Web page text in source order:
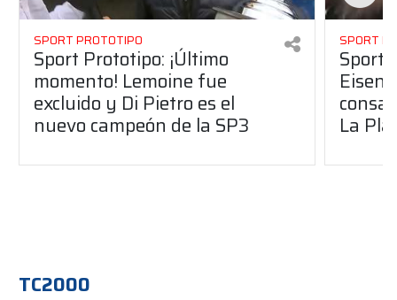
SPORT PROTOTIPO
Sport Prototipo: ¡Último
momento! Lemoine fue
excluido y Di Pietro es el
nuevo campeón de la SP3
SPORT
Sport
La
TC2000